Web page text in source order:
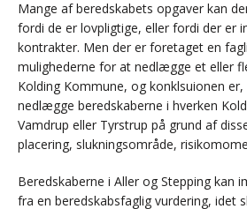
Mange af beredskabets opgaver kan
fordi de er lovpligtige, eller fordi der er
kontrakter. Men der er foretaget en
mulighederne for at nedlægge et eller
Kolding Kommune, og konklsuionen
nedlægge beredskaberne i hverken
Vamdrup eller Tyrstrup på grund af
placering, slukningsområde,
Beredskaberne i Aller og Stepping kan
fra en beredskabsfaglig vurdering, idet